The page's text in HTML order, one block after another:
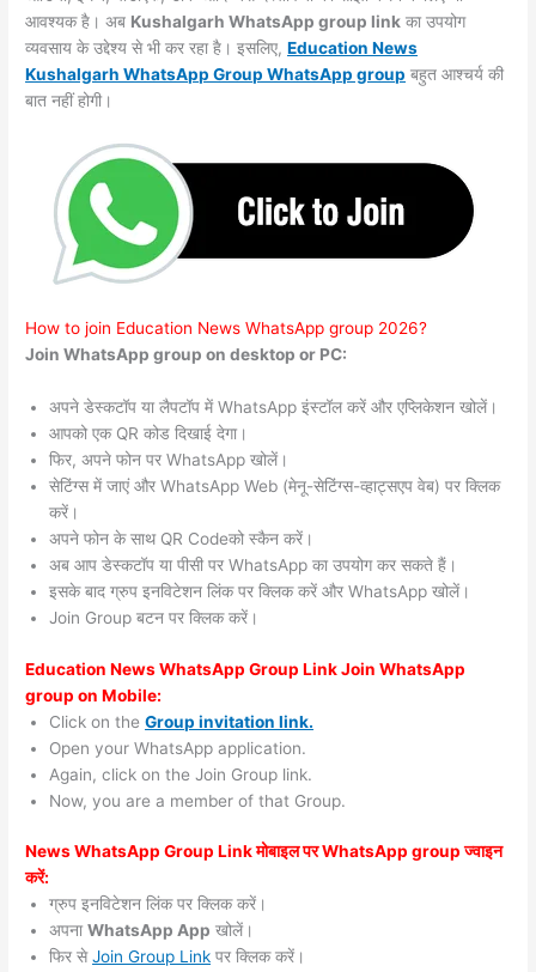
आवश्यक है। अब Kushalgarh WhatsApp group link का उपयोग
व्यवसाय के उद्देश्य से भी कर रहा है। इसलिए,Education News
Kushalgarh WhatsApp Group WhatsApp group बहुत आश्चर्य की
बात नहीं होगी।
How to join Education News WhatsApp group 2026?
Join WhatsApp group on desktop or PC:
अपने डेस्कटॉप या लैपटॉप में WhatsApp इंस्टॉल करें और एप्लिकेशन खोलें।
आपको एक QR कोड दिखाई देगा।
फिर, अपने फोन पर WhatsApp खोलें।
सेटिंग्स में जाएं और WhatsApp Web (मेनू-सेटिंग्स-व्हाट्सएप वेब) पर क्लिक
करें।
अपने फोन के साथ QR Codeको स्कैन करें।
अब आप डेस्कटॉप या पीसी पर WhatsApp का उपयोग कर सकते हैं।
इसके बाद ग्रुप इनविटेशन लिंक पर क्लिक करें और WhatsApp खोलें।
Join Group बटन पर क्लिक करें।
Education News WhatsApp Group Link Join WhatsApp
group on Mobile:
Click on theGroup invitation link.
Open your WhatsApp application.
Again, click on the Join Group link.
Now, you are a member of that Group.
News WhatsApp Group Link मोबाइल पर WhatsApp group ज्वाइन
करें:
ग्रुप इनविटेशन लिंक पर क्लिक करें।
अपनाWhatsApp App खोलें।
फिर सेJoin Group Link पर क्लिक करें।